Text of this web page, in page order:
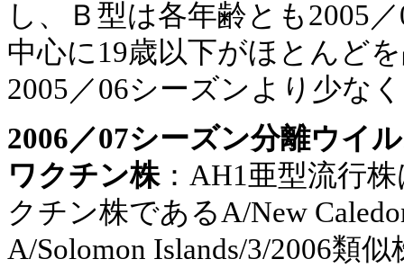
し、Ｂ型は各年齢とも2005
中心に19歳以下がほとんど
2005／06シーズンより少な
2006／07シーズン分離ウイ
ワクチン株：AH1亜型流行
クチン株であるA/New
A/Solomon Islands/3/2006類